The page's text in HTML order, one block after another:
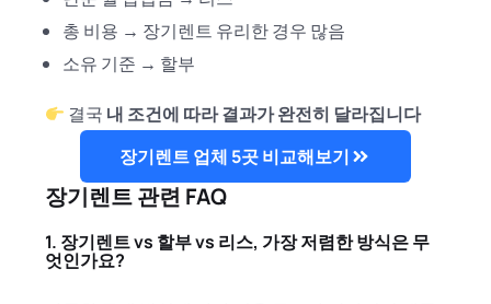
총 비용 → 장기렌트 유리한 경우 많음
소유 기준 → 할부
결국 내 조건에 따라 결과가 완전히 달라집니다
장기렌트 업체 5곳 비교해보기
장기렌트 관련 FAQ
1. 장기렌트 vs 할부 vs 리스, 가장 저렴한 방식은 무
엇인가요?